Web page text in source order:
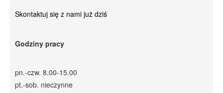
Skontaktuj się z nami już dziś
Godziny pracy
pn.-czw. 8.00-15.00
pt.-sob. nieczynne